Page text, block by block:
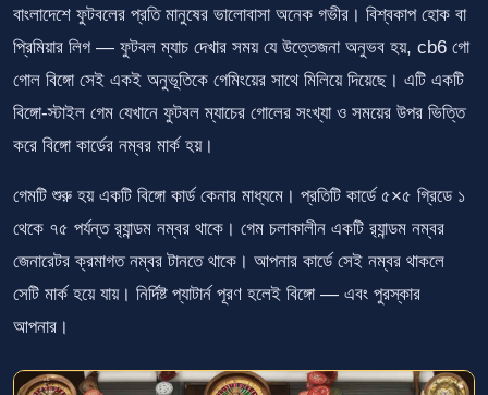
বাংলাদেশে ফুটবলের প্রতি মানুষের ভালোবাসা অনেক গভীর। বিশ্বকাপ হোক বা
প্রিমিয়ার লিগ — ফুটবল ম্যাচ দেখার সময় যে উত্তেজনা অনুভব হয়, cb6 গো
গোল বিঙ্গো সেই একই অনুভূতিকে গেমিংয়ের সাথে মিলিয়ে দিয়েছে। এটি একটি
বিঙ্গো-স্টাইল গেম যেখানে ফুটবল ম্যাচের গোলের সংখ্যা ও সময়ের উপর ভিত্তি
করে বিঙ্গো কার্ডের নম্বর মার্ক হয়।
গেমটি শুরু হয় একটি বিঙ্গো কার্ড কেনার মাধ্যমে। প্রতিটি কার্ডে ৫×৫ গ্রিডে ১
থেকে ৭৫ পর্যন্ত র‍্যান্ডম নম্বর থাকে। গেম চলাকালীন একটি র‍্যান্ডম নম্বর
জেনারেটর ক্রমাগত নম্বর টানতে থাকে। আপনার কার্ডে সেই নম্বর থাকলে
সেটি মার্ক হয়ে যায়। নির্দিষ্ট প্যাটার্ন পূরণ হলেই বিঙ্গো — এবং পুরস্কার
আপনার।